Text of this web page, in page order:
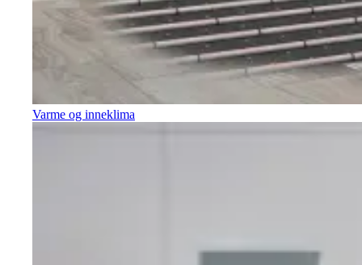
Varme og inneklima